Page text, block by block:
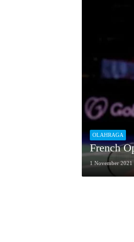
OLAHRAGA
French
1 November 2021